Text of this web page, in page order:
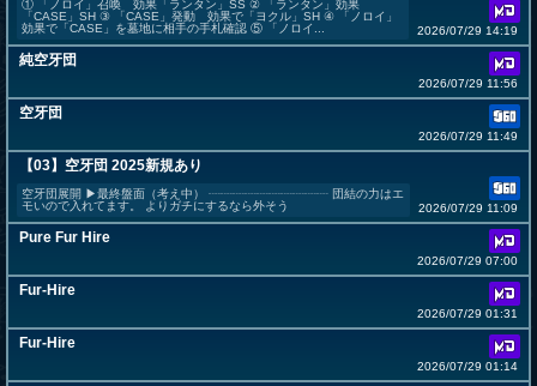
① 「ノロイ」召喚 効果「ランタン」SS ② 「ランタン」効果
「CASE」SH ③ 「CASE」発動 効果で「ヨクル」SH ④ 「ノロイ」
効果で「CASE」を墓地に相手の手札確認 ⑤ 「ノロイ...
2026/07/29 14:19
純空牙団
2026/07/29 11:56
空牙団
2026/07/29 11:49
【03】空牙団 2025新規あり
空牙団展開 ▶最終盤面（考え中） ┈┈┈┈┈┈┈┈┈┈ 団結の力はエ
モいので入れてます。 よりガチにするなら外そう
2026/07/29 11:09
Pure Fur Hire
2026/07/29 07:00
Fur-Hire
2026/07/29 01:31
Fur-Hire
2026/07/29 01:14